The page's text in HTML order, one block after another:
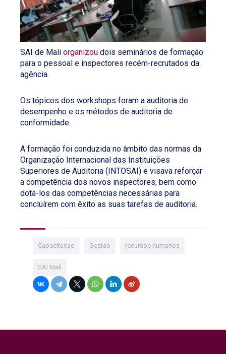
SAI de Mali organizou dois seminários de formação
para o pessoal e inspectores recém-recrutados da
agência.
Os tópicos dos workshops foram a auditoria de
desempenho e os métodos de auditoria de
conformidade.
A formação foi conduzida no âmbito das normas da
Organização Internacional das Instituições
Superiores de Auditoria (INTOSAI) e visava reforçar
a competência dos novos inspectores, bem como
dotá-los das competências necessárias para
concluírem com êxito as suas tarefas de auditoria.
Capacitacao Gestao recursos humanos
SAI Mali